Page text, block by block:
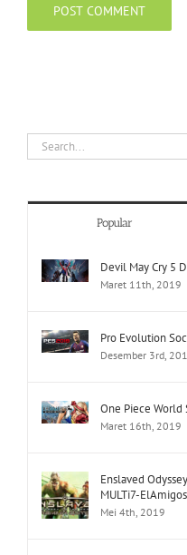
Search
for:
Popular
Devil May Cry 5
Maret 11th, 2019
Pro Evolution
Desember 3rd,
One Piece World
Maret 16th, 2019
Enslaved
MULTi7-ElAmigos
Mei 4th, 2019